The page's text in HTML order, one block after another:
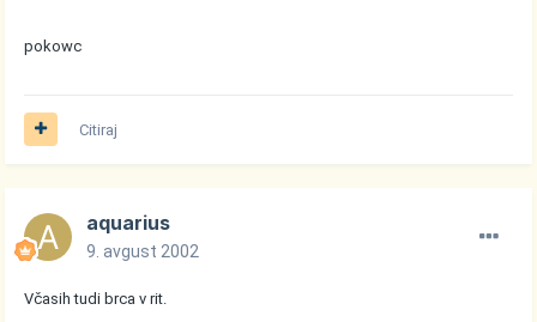
pokowc
Citiraj
aquarius
9. avgust 2002
Včasih tudi brca v rit.